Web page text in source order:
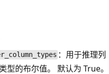
：用于推理列
型的布尔值。 默认为 True。